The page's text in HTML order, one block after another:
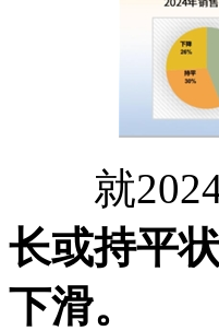
就2024
长或持平
下滑。